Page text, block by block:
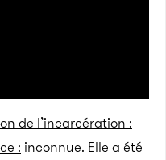
de l’incarcération :
: inconnue. Elle a été